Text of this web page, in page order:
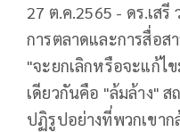
27 ต.ค.2565 - ดร.เส
การตลาดและการสื่อส
"จะยกเลิกหรือจะแก้ไ
เดียวกันคือ "ล้มล้าง"
ปฏิรูปอย่างที่พวกเขาก